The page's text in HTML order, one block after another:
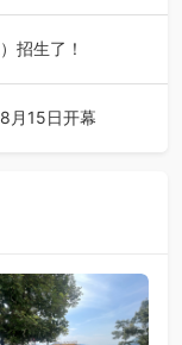
招生了！
月15日开幕